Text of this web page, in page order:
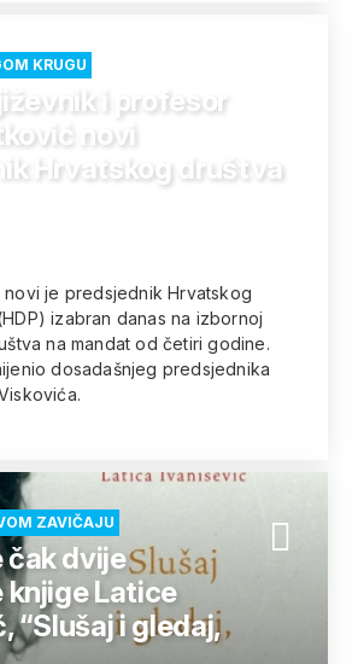
KRUGU
i profesor
novi
Hrvatskog društva
je predsjednik Hrvatskog
izabran danas na izbornoj
na mandat od četiri godine.
dosadašnjeg predsjednika
ZAVIČAJU
čak dvije
knjige Latice
“Slušaj i gledaj,